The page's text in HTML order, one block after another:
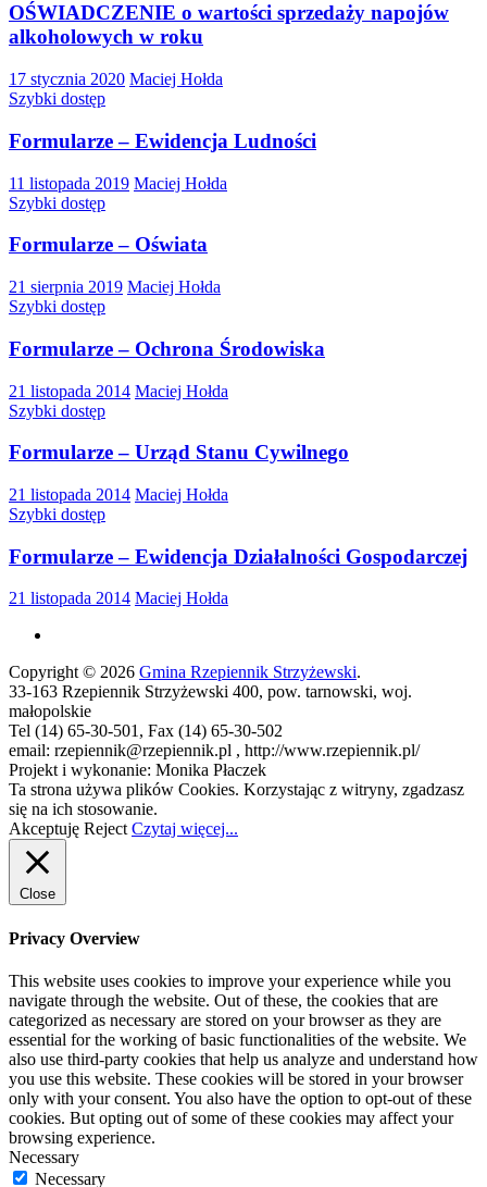
OŚWIADCZENIE o wartości sprzedaży napojów
alkoholowych w roku
17 stycznia 2020 Maciej Hołda
Szybki dostęp
Formularze – Ewidencja Ludności
11 listopada 2019 Maciej Hołda
Szybki dostęp
Formularze – Oświata
21 sierpnia 2019 Maciej Hołda
Szybki dostęp
Formularze – Ochrona Środowiska
21 listopada 2014 Maciej Hołda
Szybki dostęp
Formularze – Urząd Stanu Cywilnego
21 listopada 2014 Maciej Hołda
Szybki dostęp
Formularze – Ewidencja Działalności Gospodarczej
21 listopada 2014 Maciej Hołda
Copyright © 2026 Gmina Rzepiennik Strzyżewski.
33-163 Rzepiennik Strzyżewski 400, pow. tarnowski, woj.
małopolskie
Tel (14) 65-30-501, Fax (14) 65-30-502
email: rzepiennik@rzepiennik.pl , http://www.rzepiennik.pl/
Projekt i wykonanie: Monika Płaczek
Ta strona używa plików Cookies. Korzystając z witryny, zgadzasz
się na ich stosowanie.
Akceptuję Reject Czytaj więcej...
Close
Privacy Overview
This website uses cookies to improve your experience while you
navigate through the website. Out of these, the cookies that are
categorized as necessary are stored on your browser as they are
essential for the working of basic functionalities of the website. We
also use third-party cookies that help us analyze and understand how
you use this website. These cookies will be stored in your browser
only with your consent. You also have the option to opt-out of these
cookies. But opting out of some of these cookies may affect your
browsing experience.
Necessary
Necessary